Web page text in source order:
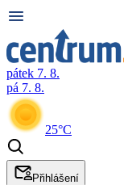
pátek 7. 8.
pá 7. 8.
25°C
Přihlášení